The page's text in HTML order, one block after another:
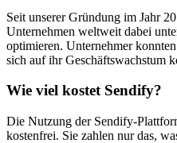
Seit unserer Gründung im Jahr
Unternehmen weltweit dabei
optimieren. Unternehmer
sich auf ihr Geschäftswachstum
Wie viel kostet Sendify?
Die Nutzung der Sendify-
kostenfrei. Sie zahlen nur das,